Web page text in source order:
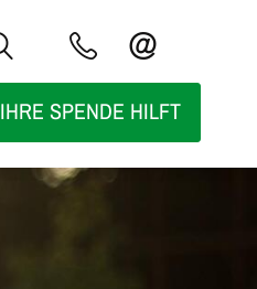
IHRE SPENDE HILFT